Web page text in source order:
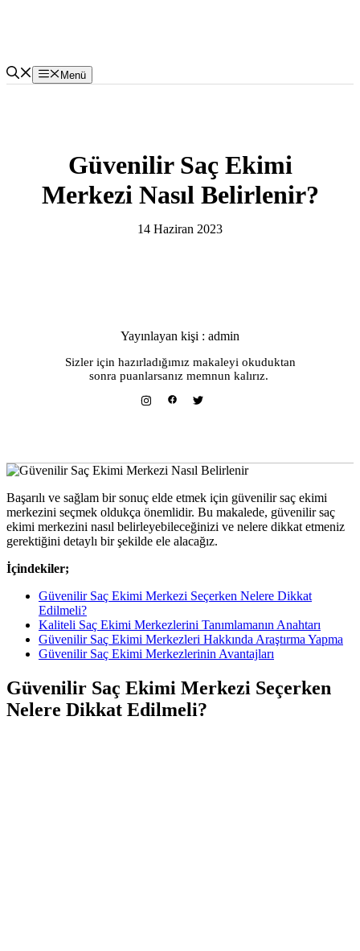
Menü
Güvenilir Saç Ekimi
Merkezi Nasıl Belirlenir?
14 Haziran 2023
Yayınlayan kişi : admin
Sizler için hazırladığımız makaleyi okuduktan
sonra puanlarsanız memnun kalırız.
Başarılı ve sağlam bir sonuç elde etmek için güvenilir saç ekimi
merkezini seçmek oldukça önemlidir. Bu makalede, güvenilir saç
ekimi merkezini nasıl belirleyebileceğinizi ve nelere dikkat etmeniz
gerektiğini detaylı bir şekilde ele alacağız.
İçindekiler;
Güvenilir Saç Ekimi Merkezi Seçerken Nelere Dikkat
Edilmeli?
Kaliteli Saç Ekimi Merkezlerini Tanımlamanın Anahtarı
Güvenilir Saç Ekimi Merkezleri Hakkında Araştırma Yapma
Güvenilir Saç Ekimi Merkezlerinin Avantajları
Güvenilir Saç Ekimi Merkezi Seçerken
Nelere Dikkat Edilmeli?